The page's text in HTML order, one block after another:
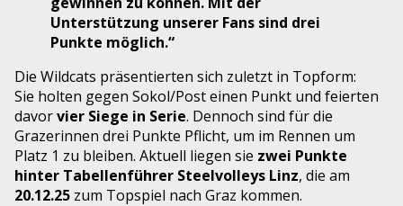
Unterstützung unserer Fans sind drei
Punkte möglich.“
Die Wildcats präsentierten sich zuletzt in Topform:
Sie holten gegen Sokol/Post einen Punkt und feierten
davorvier Siege in Serie. Dennoch sind für die
Grazerinnen drei Punkte Pflicht, um im Rennen um
Platz 1 zu bleiben. Aktuell liegen sie zwei Punkte
hinter Tabellenführer Steelvolleys Linz, die am
20.12.25 zum Topspiel nach Graz kommen.